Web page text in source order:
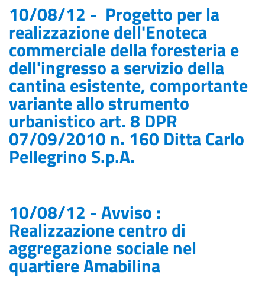
10/08/12 - Progetto per la
realizzazione dell'Enoteca
commerciale della foresteria e
dell'ingresso a servizio della
cantina esistente, comportante
variante allo strumento
urbanistico art. 8 DPR
07/09/2010 n. 160 Ditta Carlo
Pellegrino S.p.A.
10/08/12 - Avviso :
Realizzazione centro di
aggregazione sociale nel
quartiere Amabilina